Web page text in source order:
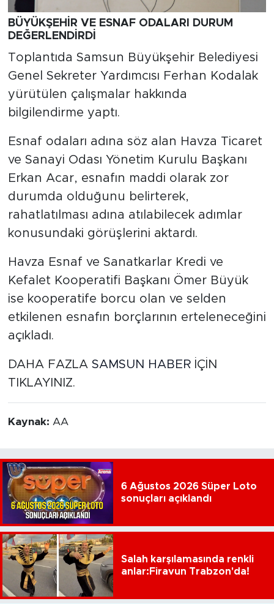
BÜYÜKŞEHİR VE ESNAF ODALARI DURUM
DEĞERLENDİRDİ
Toplantıda Samsun Büyükşehir Belediyesi
Genel Sekreter Yardımcısı Ferhan Kodalak
yürütülen çalışmalar hakkında
bilgilendirme yaptı.
Esnaf odaları adına söz alan Havza Ticaret
ve Sanayi Odası Yönetim Kurulu Başkanı
Erkan Acar, esnafın maddi olarak zor
durumda olduğunu belirterek,
rahatlatılması adına atılabilecek adımlar
konusundaki görüşlerini aktardı.
Havza Esnaf ve Sanatkarlar Kredi ve
Kefalet Kooperatifi Başkanı Ömer Büyük
ise kooperatife borcu olan ve selden
etkilenen esnafın borçlarının erteleneceğini
açıkladı.
DAHA FAZLA SAMSUN HABERİÇİN
TIKLAYINIZ.
Kaynak: AA
6 Ağustos 2026 Süper Loto
sonuçları açıklandı
Salah karşılamasında renkli
anlar:Firavun Trabzon'da!